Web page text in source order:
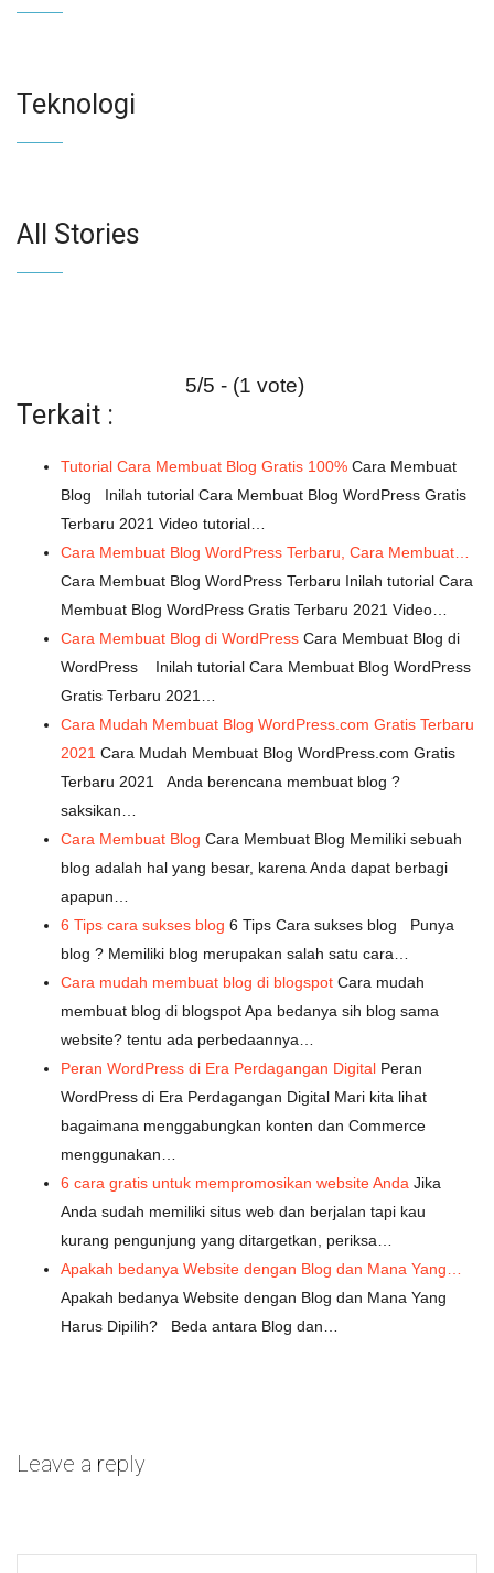
Teknologi
All Stories
5/5 - (1 vote)
Terkait :
Tutorial Cara Membuat Blog Gratis 100% Cara Membuat
Blog Inilah tutorial Cara Membuat Blog WordPress Gratis
Terbaru 2021 Video tutorial…
Cara Membuat Blog WordPress Terbaru, Cara Membuat…
Cara Membuat Blog WordPress Terbaru Inilah tutorial Cara
Membuat Blog WordPress Gratis Terbaru 2021 Video…
Cara Membuat Blog di WordPress Cara Membuat Blog di
WordPress Inilah tutorial Cara Membuat Blog WordPress
Gratis Terbaru 2021…
Cara Mudah Membuat Blog WordPress.com Gratis Terbaru
2021 Cara Mudah Membuat Blog WordPress.com Gratis
Terbaru 2021 Anda berencana membuat blog ?
saksikan…
Cara Membuat Blog Cara Membuat Blog Memiliki sebuah
blog adalah hal yang besar, karena Anda dapat berbagi
apapun…
6 Tips cara sukses blog 6 Tips Cara sukses blog Punya
blog ? Memiliki blog merupakan salah satu cara…
Cara mudah membuat blog di blogspot Cara mudah
membuat blog di blogspot Apa bedanya sih blog sama
website? tentu ada perbedaannya…
Peran WordPress di Era Perdagangan Digital Peran
WordPress di Era Perdagangan Digital Mari kita lihat
bagaimana menggabungkan konten dan Commerce
menggunakan…
6 cara gratis untuk mempromosikan website Anda Jika
Anda sudah memiliki situs web dan berjalan tapi kau
kurang pengunjung yang ditargetkan, periksa…
Apakah bedanya Website dengan Blog dan Mana Yang…
Apakah bedanya Website dengan Blog dan Mana Yang
Harus Dipilih? Beda antara Blog dan…
Leave a reply